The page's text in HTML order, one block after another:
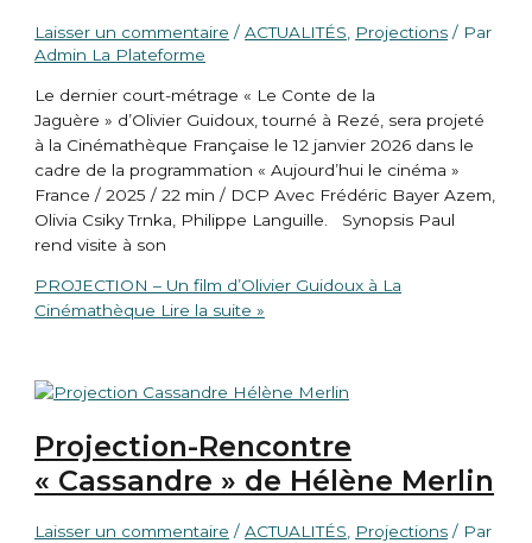
Laisser un commentaire /ACTUALITÉS Projections / Par
Admin La Plateforme
Le dernier court-métrage « Le Conte de la
Jaguère » d’Olivier Guidoux, tourné à Rezé, sera projeté
à la Cinémathèque Française le 12 janvier 2026 dans le
cadre de la programmation « Aujourd’hui le cinéma »
France / 2025 / 22 min / DCP Avec Frédéric Bayer Azem,
Olivia Csiky Trnka, Philippe Languille. Synopsis Paul
rend visite à son
PROJECTION – Un film d’Olivier Guidoux à La
Cinémathèque Lire la suite »
Projection-Rencontre
« Cassandre » de Hélène Merlin
Laisser un commentaire /ACTUALITÉS, Projections / Par